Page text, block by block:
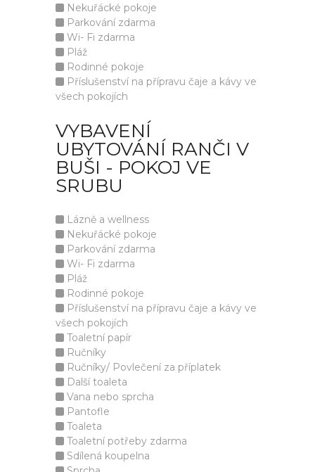
Nekuřácké pokoje
Parkování zdarma
Wi- Fi zdarma
Pláž
Rodinné pokoje
Příslušenství na přípravu čaje a kávy ve
všech pokojích
VYBAVENÍ
UBYTOVÁNÍ RANČI V
BUŠI - POKOJ VE
SRUBU
Lázně a wellness
Nekuřácké pokoje
Parkování zdarma
Wi- Fi zdarma
Pláž
Rodinné pokoje
Příslušenství na přípravu čaje a kávy ve
všech pokojích
Toaletní papír
Ručníky
Ručníky/ Povlečení za příplatek
Další toaleta
Vana nebo sprcha
Pantofle
Toaleta
Toaletní potřeby zdarma
Sdílená koupelna